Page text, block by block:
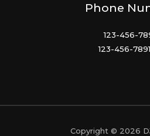
Phone
123-456-
123-456-
Copyright © 2026